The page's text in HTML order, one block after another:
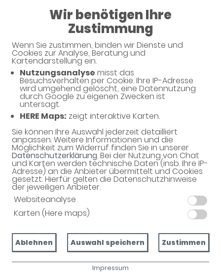
Wir benötigen Ihre
Zustimmung
Wenn Sie zustimmen, binden wir Dienste und
Cookies zur Analyse, Beratung und
Kartendarstellung ein.
Nutzungsanalyse misst das
Besuchsverhalten per Cookie. Ihre IP-Adresse
wird umgehend gelöscht, eine Datennutzung
durch Google zu eigenen Zwecken ist
untersagt.
HERE Maps: zeigt interaktive Karten.
Sie können Ihre Auswahl jederzeit detailliert
anpassen. Weitere Informationen und die
Möglichkeit zum Widerruf finden Sie in unserer
Datenschutzerklärung. Bei der Nutzung von Chat
und Karten werden technische Daten (insb. Ihre IP-
Adresse) an die Anbieter übermittelt und Cookies
gesetzt. Hierfür gelten die Datenschutzhinweise
der jeweiligen Anbieter.
Websiteanalyse
Karten (Here maps)
Ablehnen Auswahl speichern Zustimmen
Impressum
08:30 - 18:30
Apotheke am Südbahnhof
Haben Sie noch Fragen?
Dann schreiben Sie uns einfach eine Nachricht oder
rufen Sie uns direkt unter 06421 - 42505 an. Wir
Ihre Daten
Vorname*
E-Mail*